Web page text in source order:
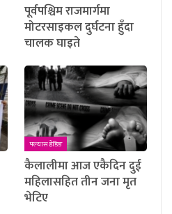
पूर्वपश्चिम राजमार्गमा
मोटरसाइकल दुर्घटना हुँदा
चालक घाइते
फ्ल्यास हेडिङ
कैलालीमा आज एकैदिन दुई
महिलासहित तीन जना मृत
भेटिए